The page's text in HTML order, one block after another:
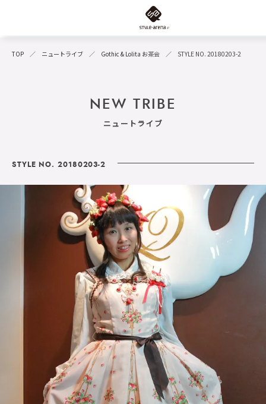
TOP ニュートライブ Gothic & Lolita お茶会 STYLE NO. 20180203-2
NEW TRIBE
ニュートライブ
STYLE NO. 20180203-2